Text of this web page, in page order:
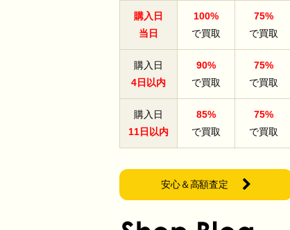
購入日
当日
100%
で買取
75%
で買取
購入日
4日以内
90%
で買取
75%
で買取
購入日
11日以内
85%
で買取
75%
で買取
安心＆高額査定